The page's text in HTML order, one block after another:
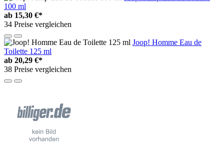
100 ml
ab 15,30 €*
34 Preise vergleichen
Joop! Homme Eau de
Toilette 125 ml
ab 20,29 €*
38 Preise vergleichen